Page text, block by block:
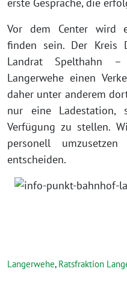
Vor dem Center wird
finden sein. Der
Landrat Spelthahn
Langerwehe einen
daher unter anderem
nur eine Ladestation,
Verfügung zu stellen.
personell
entscheiden.
Langerwehe, Ratsfraktion